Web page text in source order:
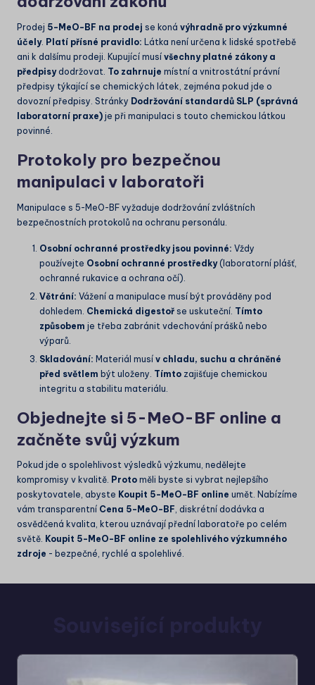
Prodej 5-MeO-BF na prodej se koná výhradně pro výzkumné
účely. Platí přísné pravidlo: Látka není určena k lidské spotřebě
ani k dalšímu prodeji. Kupující musí všechny platné zákony a
předpisydodržovat. To zahrnuje místní a vnitrostátní právní
předpisy týkající se chemických látek, zejména pokud jde o
dovozní předpisy. Stránky Dodržování standardů SLP (správná
laboratorní praxe) je při manipulaci s touto chemickou látkou
povinné.
Protokoly pro bezpečnou
manipulaci v laboratoři
Manipulace s 5-MeO-BF vyžaduje dodržování zvláštních
bezpečnostních protokolů na ochranu personálu.
Osobní ochranné prostředky jsou povinné: Vždy
používejte Osobní ochranné prostředky(laboratorní plášť,
ochranné rukavice a ochrana očí).
Větrání: Vážení a manipulace musí být prováděny pod
dohledem. Chemická digestoř se uskuteční. Tímto
způsobem je třeba zabránit vdechování prášků nebo
výparů.
Skladování: Materiál musí v chladu, suchu a chráněné
před světlem být uloženy. Tímto zajišťuje chemickou
integritu a stabilitu materiálu.
Objednejte si 5-MeO-BF online a
začněte svůj výzkum
Pokud jde o spolehlivost výsledků výzkumu, nedělejte
kompromisy v kvalitě. Proto měli byste si vybrat nejlepšího
poskytovatele, abyste Koupit 5-MeO-BF online umět. Nabízíme
vám transparentní Cena 5-MeO-BF, diskrétní dodávka a
osvědčená kvalita, kterou uznávají přední laboratoře po celém
světě. Koupit 5-MeO-BF online ze spolehlivého výzkumného
zdroje - bezpečné, rychlé a spolehlivé.